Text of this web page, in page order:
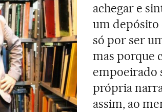
achegar e
um depósito
só por ser
mas porque
empoeirado
própria
assim, ao